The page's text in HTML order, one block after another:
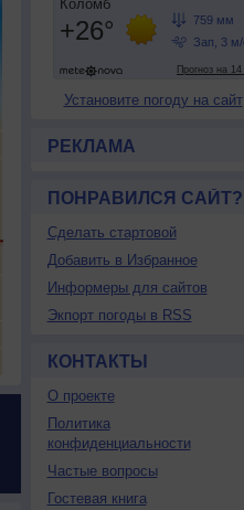
Установите погоду на сайт
РЕКЛАМА
ПОНРАВИЛСЯ САЙТ?
Сделать стартовой
Добавить в Избранное
Информеры для сайтов
Экпорт погоды в RSS
КОНТАКТЫ
О проекте
Политика
конфиденциальности
Частые вопросы
Гостевая книга